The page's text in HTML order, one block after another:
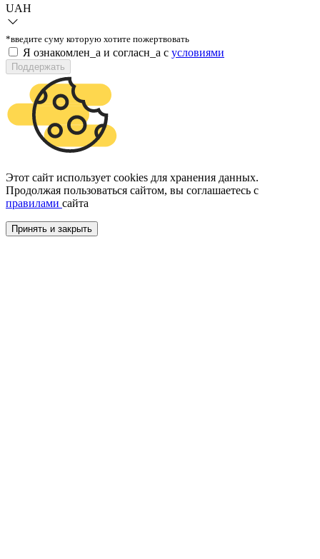
UAH
*введите суму которую хотите пожертвовать
Я ознакомлен_а и согласн_а c условиями
Поддержать
Этот сайт использует cookies для хранения данных.
Продолжая пользоваться сайтом, вы соглашаетесь с
правилами сайта
Принять и закрыть